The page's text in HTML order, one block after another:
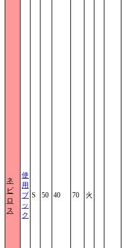
ネ
ビ
ロ
ス
使
用
ブ
ッ
ク
S 50 40 70 火